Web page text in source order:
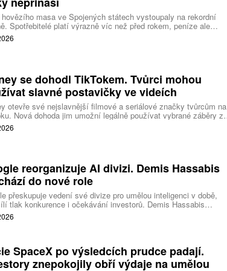
masa ve Spojených státech vystoupaly na rekordní
Spotřebitelé platí výrazně víc než před rokem, peníze ale
farmářům, zpracovatelům ani restauracím. Celý řetězec
nedostatek dobytka a prudce rostoucí náklady.
se dohodl TikTokem. Tvůrci mohou
slavné postavičky ve videích
otevře své nejslavnější filmové a seriálové značky tvůrcům na
Nová dohoda jim umožní legálně používat vybrané záběry z
studia a sdílet vlastní videa také na platformě Disney Verts.
reorganizuje AI divizi. Demis Hassabis
do nové role
přeskupuje vedení své divize pro umělou inteligenci v době,
tlak konkurence i očekávání investorů. Demis Hassabis
každodenní řízení DeepMind a zaměří se na vývoj pokročilé
inteligence i její dopad na společnost.
SpaceX po výsledcích prudce padají.
znepokojily obří výdaje na umělou